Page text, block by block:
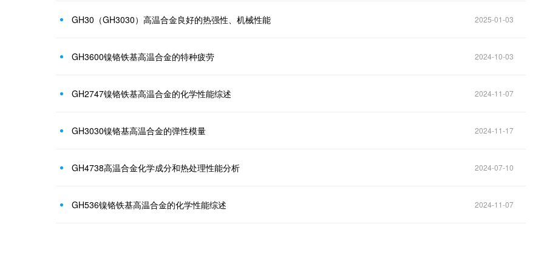
GH30（GH3030）高温合金良好的热强性、机械性能 2025-01-03
GH3600镍铬铁基高温合金的特种疲劳 2024-10-03
GH2747镍铬铁基高温合金的化学性能综述 2024-11-07
GH3030镍铬基高温合金的弹性模量 2024-11-17
GH4738高温合金化学成分和热处理性能分析 2024-07-10
GH536镍铬铁基高温合金的化学性能综述 2024-11-07